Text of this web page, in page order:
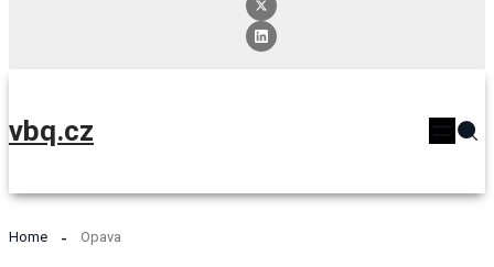
vbq.cz
Home Opava